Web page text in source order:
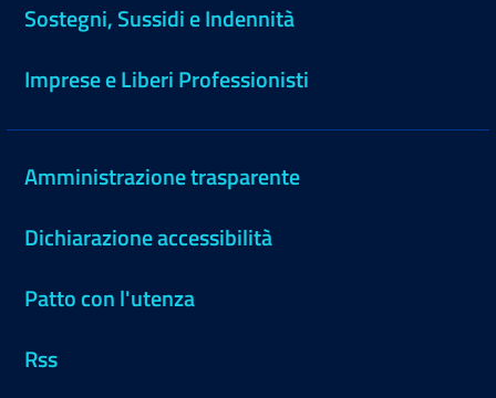
Sostegni, Sussidi e Indennità
Imprese e Liberi Professionisti
Amministrazione trasparente
Dichiarazione accessibilità
Patto con l'utenza
Rss